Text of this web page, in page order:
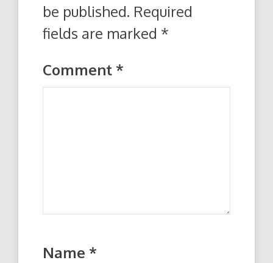
be published. Required
fields are marked *
Comment *
Name *